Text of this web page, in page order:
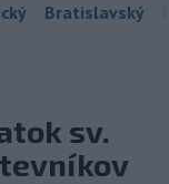
Bratislavský
sv.